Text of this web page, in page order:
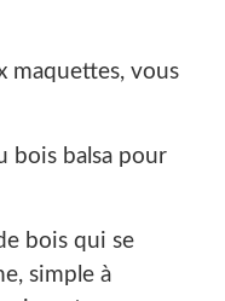
maquettes, vous
bois balsa pour
bois qui se
simple à